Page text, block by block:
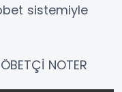
sistemiyle
NOTER